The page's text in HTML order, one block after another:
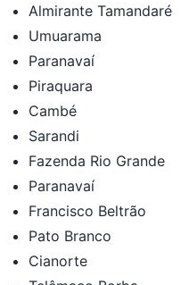
Almirante Tamandaré
Umuarama
Paranavaí
Piraquara
Cambé
Sarandi
Fazenda Rio Grande
Paranavaí
Francisco Beltrão
Pato Branco
Cianorte